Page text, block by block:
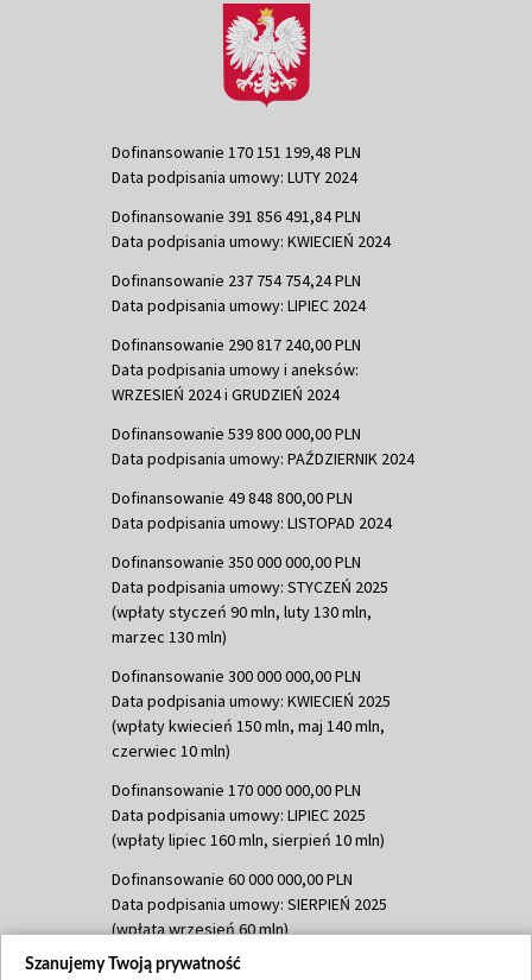
Dofinansowanie 170 151 199,48 PLN
Data podpisania umowy: LUTY 2024
Dofinansowanie 391 856 491,84 PLN
Data podpisania umowy: KWIECIEŃ 2024
Dofinansowanie 237 754 754,24 PLN
Data podpisania umowy: LIPIEC 2024
Dofinansowanie 290 817 240,00 PLN
Data podpisania umowy i aneksów:
WRZESIEŃ 2024 i GRUDZIEŃ 2024
Dofinansowanie 539 800 000,00 PLN
Data podpisania umowy: PAŹDZIERNIK 2024
Dofinansowanie 49 848 800,00 PLN
Data podpisania umowy: LISTOPAD 2024
Dofinansowanie 350 000 000,00 PLN
Data podpisania umowy: STYCZEŃ 2025
(wpłaty styczeń 90 mln, luty 130 mln,
marzec 130 mln)
Dofinansowanie 300 000 000,00 PLN
Data podpisania umowy: KWIECIEŃ 2025
(wpłaty kwiecień 150 mln, maj 140 mln,
czerwiec 10 mln)
Dofinansowanie 170 000 000,00 PLN
Data podpisania umowy: LIPIEC 2025
(wpłaty lipiec 160 mln, sierpień 10 mln)
Dofinansowanie 60 000 000,00 PLN
Data podpisania umowy: SIERPIEŃ 2025
(wpłata wrzesień 60 mln)
Dofinansowanie 635 783 051,21 PLN
Szanujemy Twoją prywatność